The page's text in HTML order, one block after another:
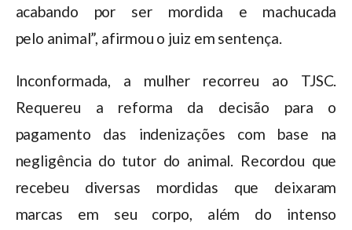
acabando por ser mordida e machucada
pelo animal”, afirmou o juiz em sentença.
Inconformada, a mulher recorreu ao TJSC.
Requereu a reforma da decisão para o
pagamento das indenizações com base na
negligência do tutor do animal. Recordou que
recebeu diversas mordidas que deixaram
marcas em seu corpo, além do intenso